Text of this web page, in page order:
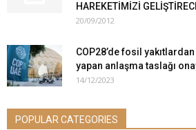
HAREKETİMİZİ
20/09/2012
COP28’de fosil
yapan anlaşma taslağı
14/12/2023
POPULAR CATEGORIES